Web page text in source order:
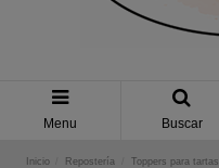
Menu Buscar
Inicio Repostería Toppers para tartas